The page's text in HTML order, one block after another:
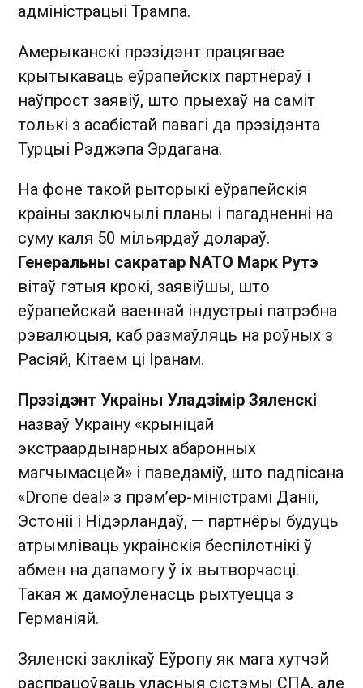
адміністрацыі Трампа.
Амерыканскі прэзідэнт працягвае
крытыкаваць еўрапейскіх партнёраў і
наўпрост заявіў, што прыехаў на саміт
толькі з асабістай павагі да прэзідэнта
Турцыі Рэджэпа Эрдагана.
На фоне такой рыторыкі еўрапейскія
краіны заключылі планы і пагадненні на
суму каля 50 мільярдаў долараў.
Генеральны сакратар NATO Марк Рутэ
вітаў гэтыя крокі, заявіўшы, што
еўрапейскай ваеннай індустрыі патрэбна
рэвалюцыя, каб размаўляць на роўных з
Расіяй, Кітаем ці Іранам.
Прэзідэнт Украіны Уладзімір Зяленскі
назваў Украіну «крыніцай
экстраардынарных абаронных
магчымасцей» і паведаміў, што падпісана
«Drone deal» з прэм’ер-міністрамі Даніі,
Эстоніі і Нідэрландаў, — партнёры будуць
атрымліваць украінскія беспілотнікі ў
абмен на дапамогу ў іх вытворчасці.
Такая ж дамоўленасць рыхтуецца з
Германіяй.
Зяленскі заклікаў Еўропу як мага хутчэй
распрацоўваць уласныя сістэмы СПА, але